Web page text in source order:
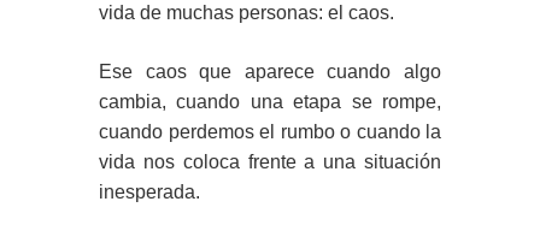
vida de muchas personas: el caos.
Ese caos que aparece cuando algo
cambia, cuando una etapa se rompe,
cuando perdemos el rumbo o cuando la
vida nos coloca frente a una situación
inesperada.